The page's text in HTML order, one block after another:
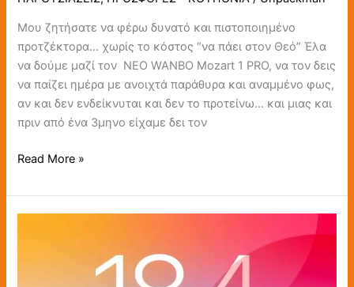
Μου ζητήσατε να φέρω δυνατό και πιστοποιημένο
προτζέκτορα… χωρίς το κόστος “να πάει στον Θεό” Έλα
να δούμε μαζί τον ΝΕΟ WANBO Mozart 1 PRO, να τον δεις
να παίζει ημέρα με ανοιχτά παράθυρα και αναμμένο φως,
αν και δεν ενδείκνυται και δεν το προτείνω… και μιας και
πριν από ένα 3μηνο είχαμε δει τον
Read More »
χαρακτηριστικά